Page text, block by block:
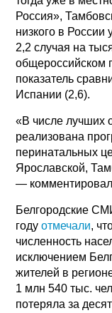
Россия»,
низкого в России
2,2 случая на
общероссийском
показатель
Испании (2,6).
«В числе лучших
реализована
перинатальных
Ярославской,
—
Белгородские
годуотмечали,
численность
исключением
жителей в
1 млн 540 тыс.
потеряла за